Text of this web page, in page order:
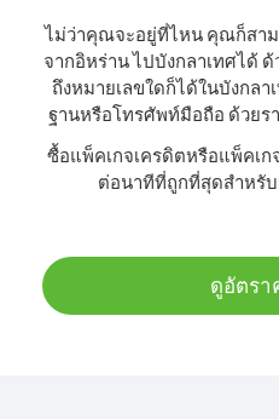
ไม่ว่าคุณจะอยู่ที่ไหน คุณก็สา
จากอิหร่าน ไปบังกลาเทศได้ ด้
ถึงหมายเลขใดก็ได้ในบังกล
ฐานหรือโทรศัพท์มือถือ ด้วยร
ซื้อแพ็คเกจเครดิตหรือแพ็คเก
ต่อนาทีที่ถูกที่สุดสำหรับ
ดูอัตรา